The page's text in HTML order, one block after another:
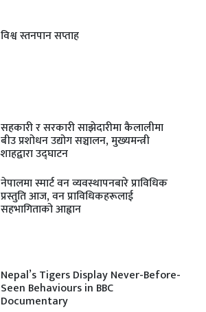
विश्व स्तनपान सप्ताह
सहकारी र सरकारी साझेदारीमा कैलालीमा
बीउ प्रशोधन उद्योग सञ्चालन, मुख्यमन्त्री
शाहद्वारा उद्घाटन
नेपालमा स्मार्ट वन व्यवस्थापनबारे प्राविधिक
प्रस्तुति आज, वन प्राविधिकहरूलाई
सहभागिताको आह्वान
Nepal’s Tigers Display Never-Before-
Seen Behaviours in BBC
Documentary